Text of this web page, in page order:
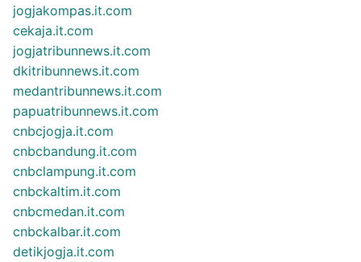
jogjakompas.it.com
cekaja.it.com
jogjatribunnews.it.com
dkitribunnews.it.com
medantribunnews.it.com
papuatribunnews.it.com
cnbcjogja.it.com
cnbcbandung.it.com
cnbclampung.it.com
cnbckaltim.it.com
cnbcmedan.it.com
cnbckalbar.it.com
detikjogja.it.com